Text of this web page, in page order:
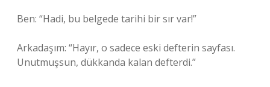
Ben: “Hadi, bu belgede tarihi bir sır var!”
Arkadaşım: “Hayır, o sadece eski defterin sayfası.
Unutmuşsun, dükkanda kalan defterdi.”